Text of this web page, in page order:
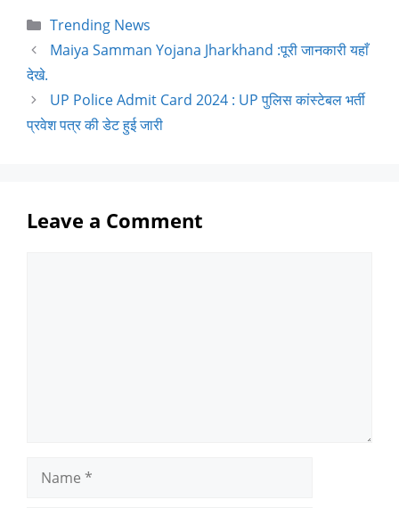
a
c
e
b
o
h
a
s
A
e
l
g
r
p
L
Trending News
Maiya Samman Yojana Jharkhand :पूरी जानकारी यहाँ
देखे.
UP Police Admit Card 2024 : UP पुलिस कांस्टेबल भर्ती
प्रवेश पत्र की डेट हुई जारी
Leave a Comment